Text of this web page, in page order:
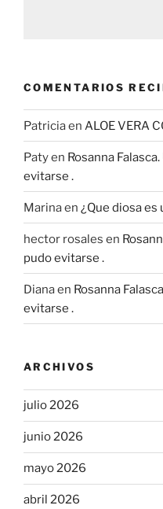
COMENTARIOS
Patriciaen ALOE VERA
Patyen Rosanna
evitarse .
Marinaen ¿Que diosa es
hector rosales en
pudo evitarse .
Dianaen Rosanna
evitarse .
ARCHIVOS
julio 2026
junio 2026
mayo 2026
abril 2026